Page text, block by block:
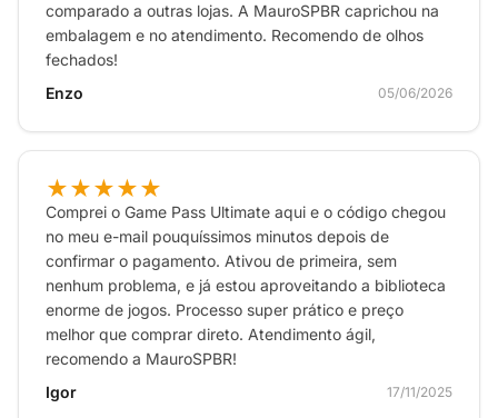
comparado a outras lojas. A MauroSPBR caprichou na
embalagem e no atendimento. Recomendo de olhos
fechados!
Enzo
05/06/2026
★★★★★
Comprei o Game Pass Ultimate aqui e o código chegou
no meu e-mail pouquíssimos minutos depois de
confirmar o pagamento. Ativou de primeira, sem
nenhum problema, e já estou aproveitando a biblioteca
enorme de jogos. Processo super prático e preço
melhor que comprar direto. Atendimento ágil,
recomendo a MauroSPBR!
Igor
17/11/2025